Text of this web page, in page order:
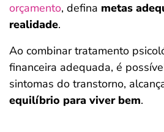
orçamento, defina metas
realidade.
Ao combinar tratamento
financeira adequada, é
sintomas do transtorno,
equilíbrio para viver bem.